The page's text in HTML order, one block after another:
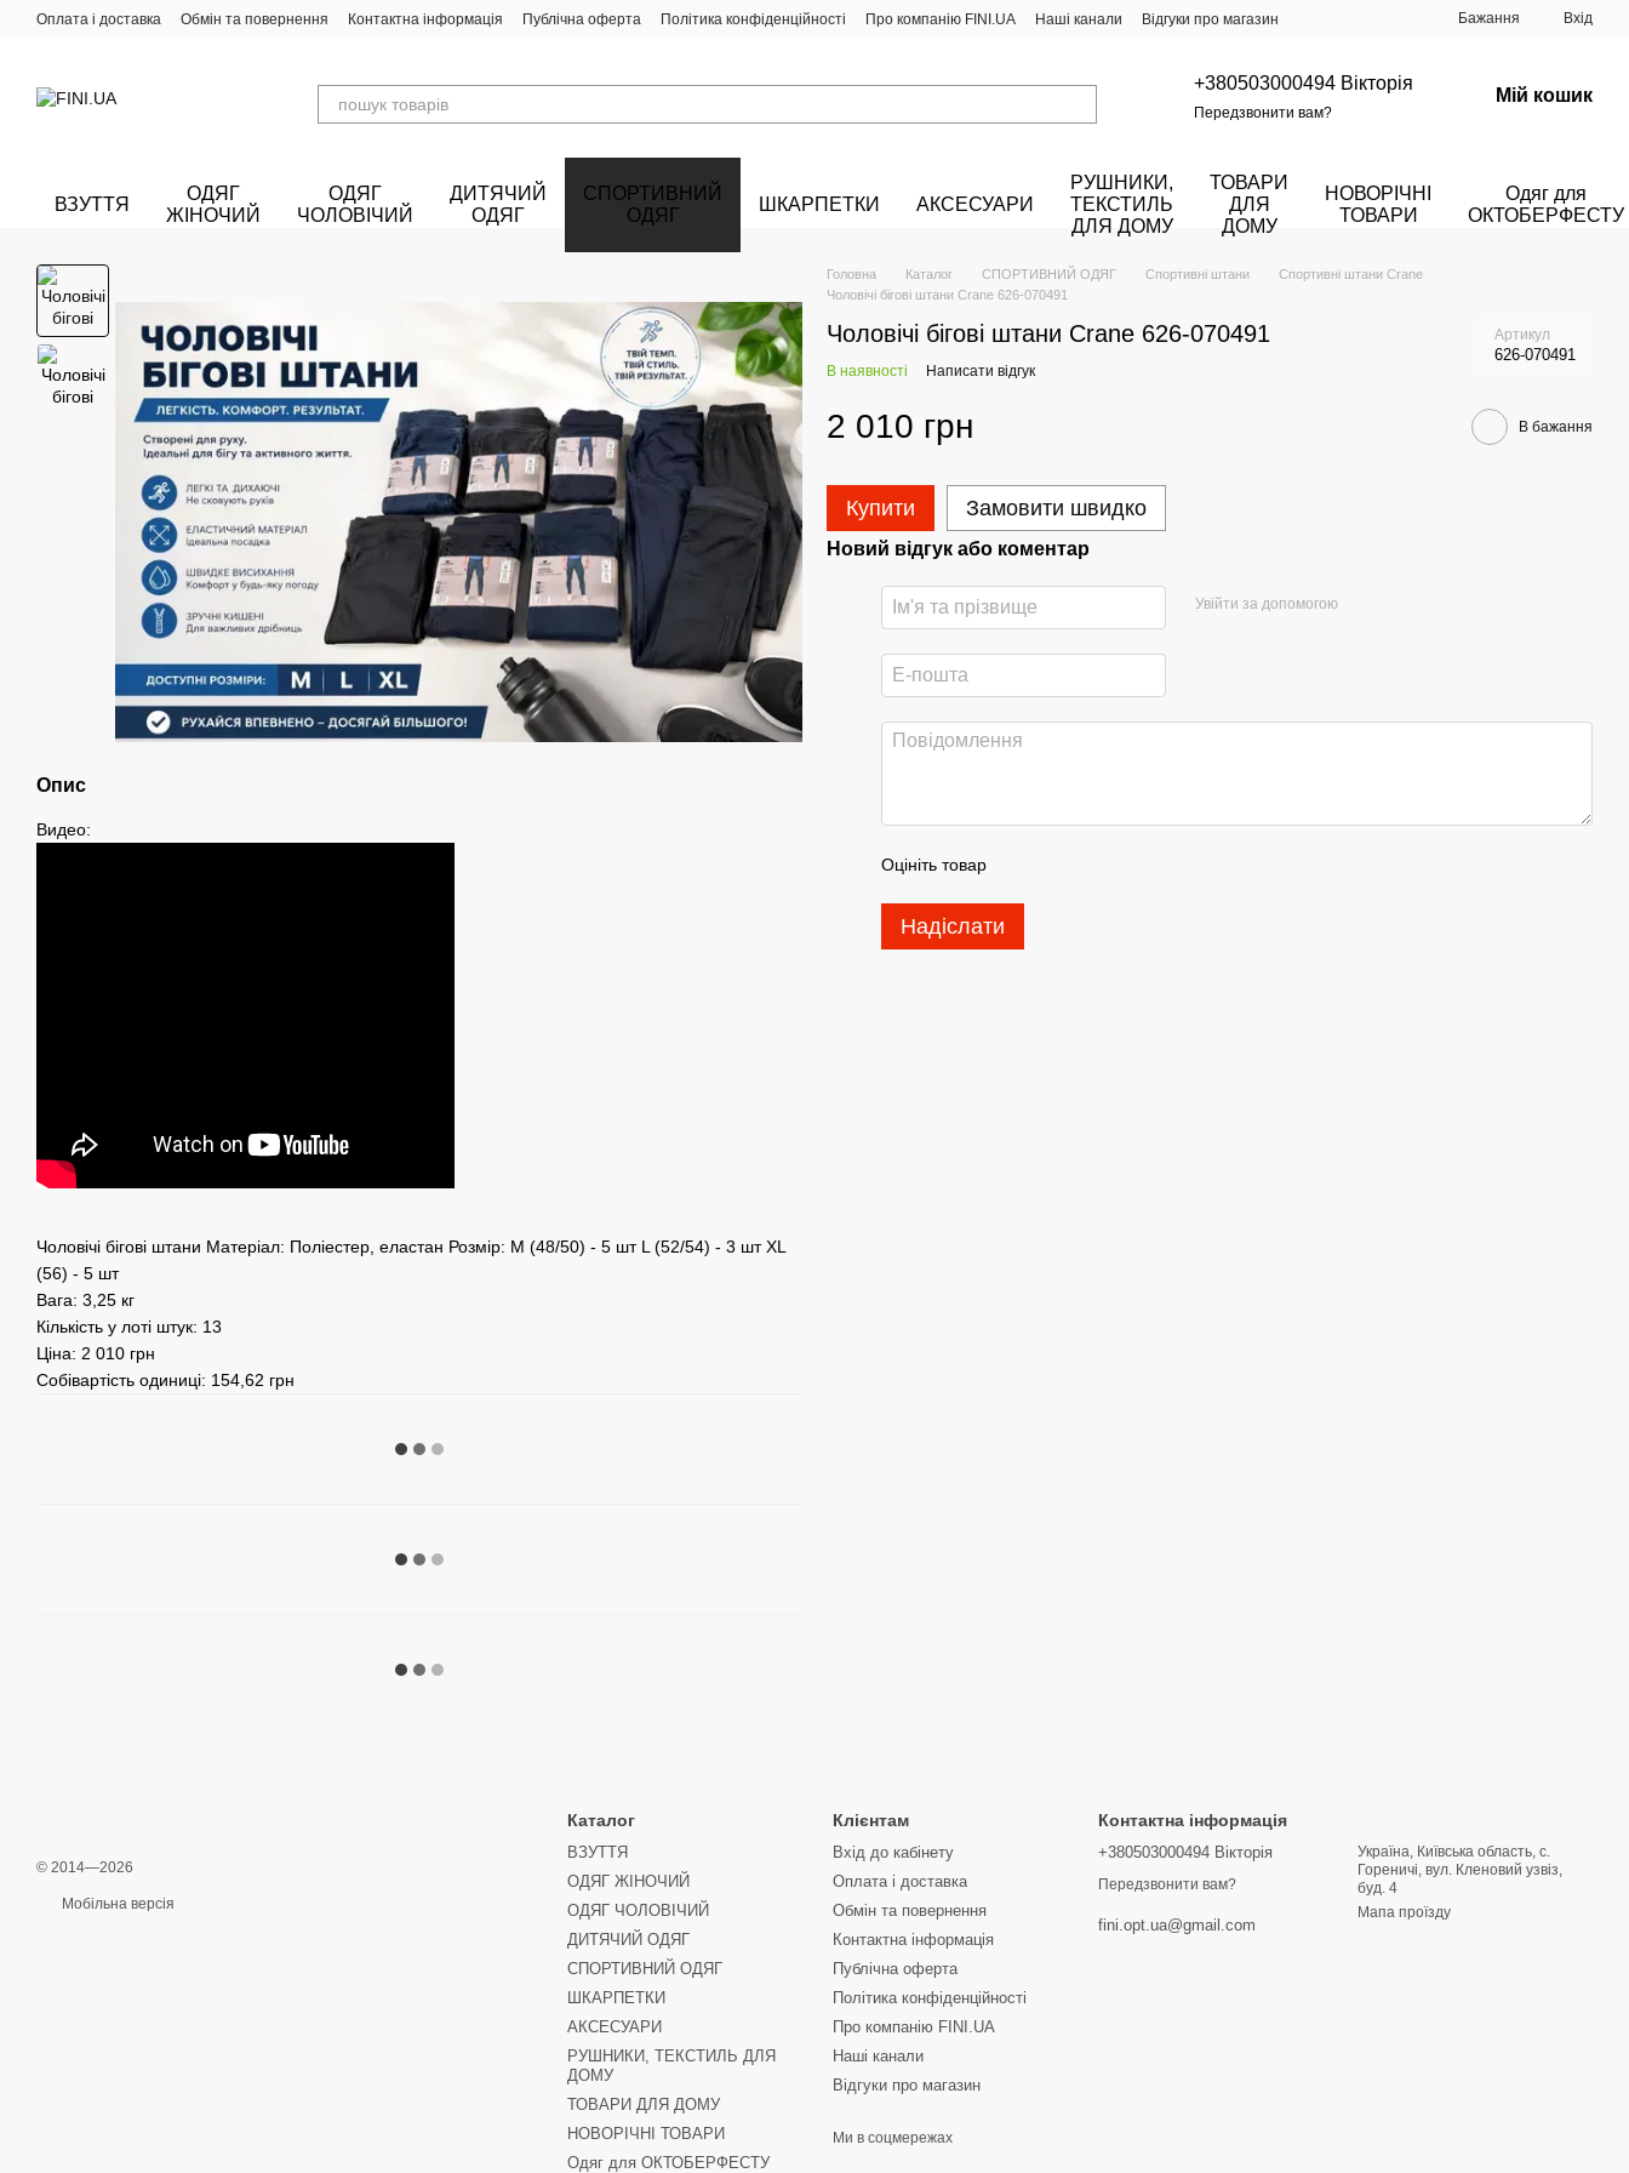
Перейти до основного контенту
Оплата і доставка Обмін та повернення Контактна інформація Публічна оферта Політика конфіденційності Про компанію FINI.UA Наші канали Відгуки про магазин Бажання Вхід
+380503000494 Вікторія
Передзвонити вам?
Мій кошик
ВЗУТТЯ
ОДЯГ
ЖІНОЧИЙ
ОДЯГ
ЧОЛОВІЧИЙ
ДИТЯЧИЙ
ОДЯГ
СПОРТИВНИЙ
ОДЯГ
ШКАРПЕТКИ АКСЕСУАРИ
РУШНИКИ,
ТЕКСТИЛЬ
ДЛЯ ДОМУ
ТОВАРИ
ДЛЯ
ДОМУ
НОВОРІЧНІ
ТОВАРИ
Одяг для
ОКТОБЕРФЕСТУ
Опис
Видео:
Чоловічі бігові штани Матеріал: Поліестер, еластан Розмір: M (48/50) - 5 шт L (52/54) - 3 шт XL
(56) - 5 шт
Вага: 3,25 кг
Кількість у лоті штук: 13
Ціна: 2 010 грн
Собівартість одиниці: 154,62 грн
Головна Каталог СПОРТИВНИЙ ОДЯГ Спортивні штани
Спортивні штани Crane
Чоловічі бігові штани Crane 626-070491
Чоловічі бігові штани Crane 626-070491 Артикул
626-070491
В наявності Написати відгук
2 010 грн В бажання
Купити Замовити швидко
Новий відгук або коментар
Увійти за допомогою
Оцініть товар
Надіслати
© 2014—2026
Мобільна версія
Каталог
ВЗУТТЯ
ОДЯГ ЖІНОЧИЙ
ОДЯГ ЧОЛОВІЧИЙ
ДИТЯЧИЙ ОДЯГ
СПОРТИВНИЙ ОДЯГ
ШКАРПЕТКИ
АКСЕСУАРИ
РУШНИКИ, ТЕКСТИЛЬ ДЛЯ
ДОМУ
ТОВАРИ ДЛЯ ДОМУ
НОВОРІЧНІ ТОВАРИ
Одяг для ОКТОБЕРФЕСТУ
Клієнтам
Вхід до кабінету
Оплата і доставка
Обмін та повернення
Контактна інформація
Публічна оферта
Політика конфіденційності
Про компанію FINI.UA
Наші канали
Відгуки про магазин
Ми в соцмережах
Контактна інформація
+380503000494 Вікторія
Передзвонити вам?
fini.opt.ua@gmail.com
Україна, Київська область, с.
Гореничі, вул. Кленовий узвіз,
буд. 4
Мапа проїзду